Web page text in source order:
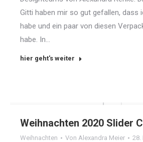
Gitti haben mir so gut gefallen, dass
habe und ein paar von diesen
habe. In…
hier geht's weiter
Weihnachten 2020 Slider
Weihnachten Von Alexandra Meier 28.